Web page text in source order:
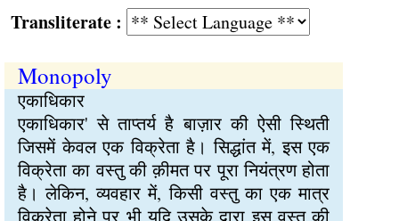
:
Monopoly
एकाधिकार
एकाधिकार' से ताप्तर्य है बाज़ार की ऐसी स्थिती
जिसमें केवल एक विक्रेता है। सिद्धांत में, इस एक
विक्रेता का वस्तु की क़ीमत पर पूरा नियंत्रण होता
है। लेकिन, व्यवहार में, किसी वस्तु का एक मात्र
विक्रेता होने पर भी यदि उसके द्वारा इस वस्तु की